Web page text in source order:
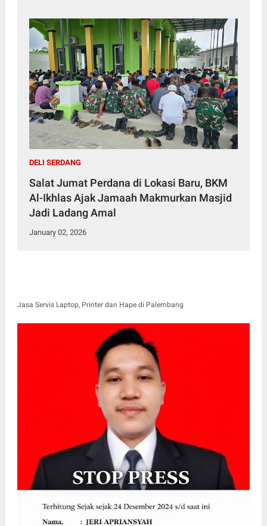
DELI SERDANG
Salat Jumat Perdana di Lokasi Baru, BKM
Al-Ikhlas Ajak Jamaah Makmurkan Masjid
Jadi Ladang Amal
January 02, 2026
Jasa Servis Laptop, Printer dan Hape di Palembang